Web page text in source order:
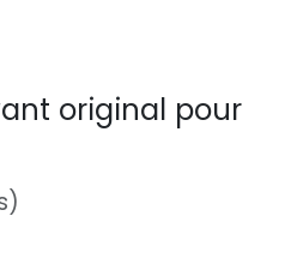
original pour